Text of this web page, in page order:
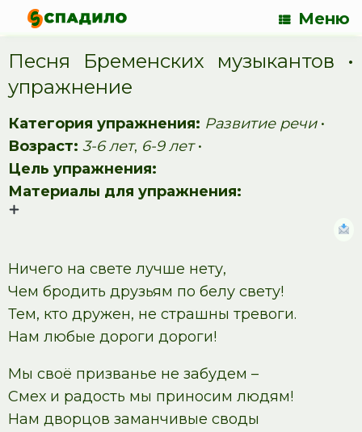
Меню
Песня Бременских музыкантов •
упражнение
Категория упражнения: Развитие речи•
Возраст: 3-6 лет, 6-9 лет•
Цель упражнения:
Материалы для упражнения:
Ничего на свете лучше нету,
Чем бродить друзьям по белу свету!
Тем, кто дружен, не страшны тревоги.
Нам любые дороги дороги!
Мы своё призванье не забудем –
Смех и радость мы приносим людям!
Нам дворцов заманчивые своды